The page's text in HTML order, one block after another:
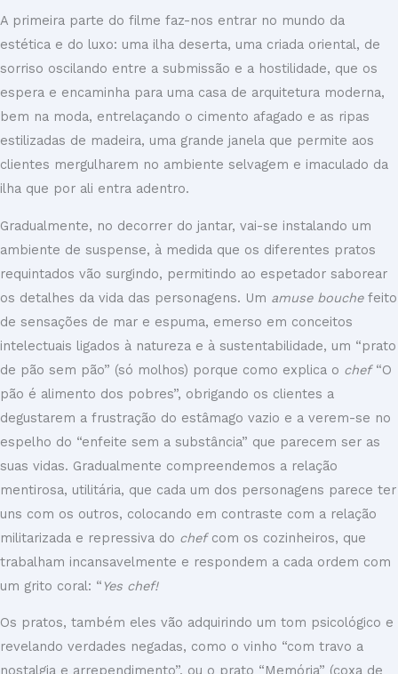
A primeira parte do filme faz-nos entrar no mundo da
estética e do luxo: uma ilha deserta, uma criada oriental, de
sorriso oscilando entre a submissão e a hostilidade, que os
espera e encaminha para uma casa de arquitetura moderna,
bem na moda, entrelaçando o cimento afagado e as ripas
estilizadas de madeira, uma grande janela que permite aos
clientes mergulharem no ambiente selvagem e imaculado da
ilha que por ali entra adentro.
Gradualmente, no decorrer do jantar, vai-se instalando um
ambiente de suspense, à medida que os diferentes pratos
requintados vão surgindo, permitindo ao espetador saborear
os detalhes da vida das personagens. Um amuse bouche feito
de sensações de mar e espuma, emerso em conceitos
intelectuais ligados à natureza e à sustentabilidade, um “prato
de pão sem pão” (só molhos) porque como explica o chef“O
pão é alimento dos pobres”, obrigando os clientes a
degustarem a frustração do estâmago vazio e a verem-se no
espelho do “enfeite sem a substância” que parecem ser as
suas vidas. Gradualmente compreendemos a relação
mentirosa, utilitária, que cada um dos personagens parece ter
uns com os outros, colocando em contraste com a relação
militarizada e repressiva do chefcom os cozinheiros, que
trabalham incansavelmente e respondem a cada ordem com
um grito coral: “Yes chef!
Os pratos, também eles vão adquirindo um tom psicológico e
revelando verdades negadas, como o vinho “com travo a
nostalgia e arrependimento”, ou o prato “Memória” (coxa de